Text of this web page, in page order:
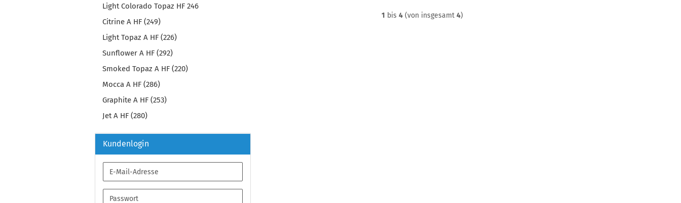
1 bis4 (von insgesamt4)
Light Colorado Topaz HF 246
Citrine A HF (249)
Light Topaz A HF (226)
Sunflower A HF (292)
Smoked Topaz A HF (220)
Mocca A HF (286)
Graphite A HF (253)
Jet A HF (280)
Kundenlogin
E-
Mail-
Adresse
Passwort